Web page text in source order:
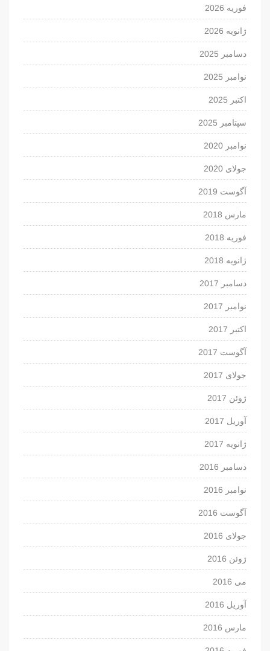
فوریه 2026
ژانویه 2026
دسامبر 2025
نوامبر 2025
اکتبر 2025
سپتامبر 2025
نوامبر 2020
جولای 2020
آگوست 2019
مارس 2018
فوریه 2018
ژانویه 2018
دسامبر 2017
نوامبر 2017
اکتبر 2017
آگوست 2017
جولای 2017
ژوئن 2017
آوریل 2017
ژانویه 2017
دسامبر 2016
نوامبر 2016
آگوست 2016
جولای 2016
ژوئن 2016
می 2016
آوریل 2016
مارس 2016